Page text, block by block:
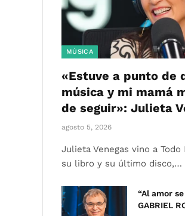
MÚSICA
«Estuve a punto de
música y mi mamá
de seguir»: Julieta
agosto 5, 2026
Julieta Venegas vino a Todo
su libro y su último disco,…
“Al amor
GABRIEL